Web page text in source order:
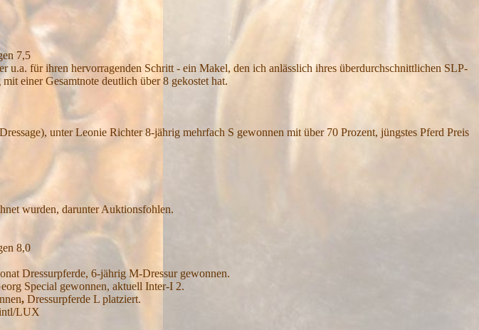
7,5
für ihren hervorragenden Schritt - ein Makel, den ich anlässlich ihres überdurchschnittlichen SLP-
einer Gesamtnote deutlich über 8 gekostet hat.
unter Leonie Richter 8-jährig mehrfach S gewonnen mit über 70 Prozent, jüngstes Pferd Preis
wurden, darunter Auktionsfohlen.
8,0
Dressurpferde, 6-jährig M-Dressur gewonnen.
Special gewonnen, aktuell Inter-I 2.
, Dressurpferde L platziert.
LUX